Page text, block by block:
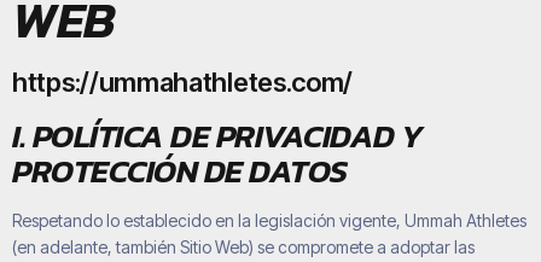
WEB
https://ummahathletes.com/
I. POLÍTICA DE PRIVACIDAD Y
PROTECCIÓN DE DATOS
Respetando lo establecido en la legislación vigente, Ummah Athletes
(en adelante, también Sitio Web) se compromete a adoptar las